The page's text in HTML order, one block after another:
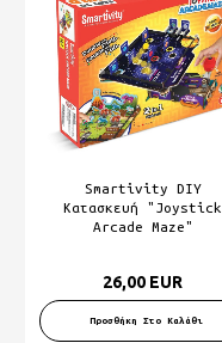
Smartivity DIY
Κατασκευή "Joystick
Arcade Maze"
26,00 EUR
Προσθήκη Στο Καλάθι